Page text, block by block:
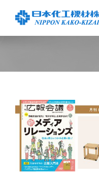
View
Larger
Image